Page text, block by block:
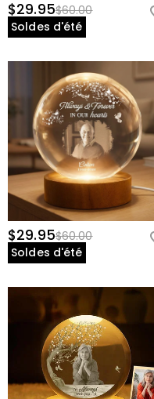
$29.95$60.00
Soldes d'été
$29.95$60.00
Soldes d'été